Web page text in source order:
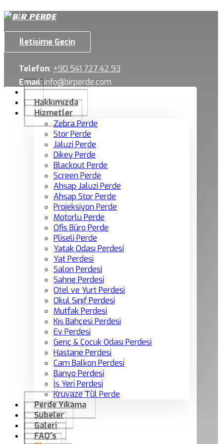
İletişime Geçin
Telefon: +90 541 727 42 93
Email:info@birperde.com
Hakkımızda
Hizmetler
Zebra Perde
Stor Perde
Jaluzi Perde
Dikey Perde
Blackout Perde
Screen Perde
Ahşap Jaluzi Perde
Ahşap Stor Perde
Projeksiyon Perde
Motorlu Perde
Ofis Büro Perde
Pliseli Perde
Yatak Odası Perdesi
Yat Perdesi
Salon Perdesi
Sahne Perdesi
Otel ve Yurt Perdesi
Okul Sınıf Perdesi
Mutfak Perdesi
Kış Bahçesi Perdesi
Ev Perdesi
Genç & Çocuk Odası Perdesi
Hastane Perdesi
Cam Balkon Perdesi
Banyo Perdesi
İş Yeri Perdesi
Kruvaze Tül Perde
Perde Yıkama
Şubeler
Galeri
FAQ’s